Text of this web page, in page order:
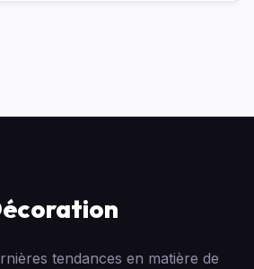
tendances en matière de